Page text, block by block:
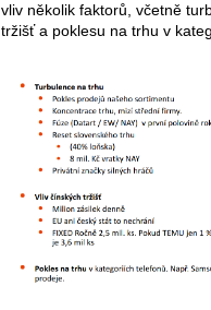
vliv několik faktorů, včetně
tržišť a poklesu na trhu v